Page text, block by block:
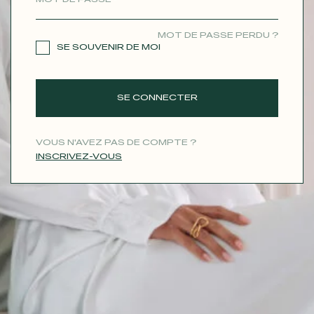
MOT DE PASSE PERDU ?
SE SOUVENIR DE MOI
SE CONNECTER
VOUS N'AVEZ PAS DE COMPTE ?
INSCRIVEZ-VOUS